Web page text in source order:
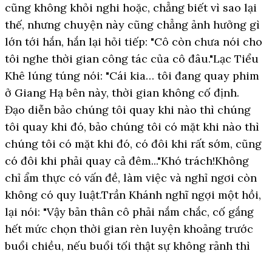
cũng không khỏi nghi hoặc, chẳng biết vì sao lại
thế, nhưng chuyện này cũng chẳng ảnh hưởng gì
lớn tới hắn, hắn lại hỏi tiếp: "Cô còn chưa nói cho
tôi nghe thời gian công tác của cô đâu."Lạc Tiểu
Khê lúng túng nói: "Cái kia… tôi đang quay phim
ở Giang Hạ bên này, thời gian không cố định.
Đạo diễn bảo chúng tôi quay khi nào thì chúng
tôi quay khi đó, bảo chúng tôi có mặt khi nào thì
chúng tôi có mặt khi đó, có đôi khi rất sớm, cũng
có đôi khi phải quay cả đêm..."Khó trách!Không
chỉ ẩm thực có vấn đề, làm việc và nghỉ ngơi còn
không có quy luật.Trần Khánh nghĩ ngợi một hồi,
lại nói: "Vậy bản thân cô phải nắm chắc, cố gắng
hết mức chọn thời gian rèn luyện khoảng trước
buổi chiều, nếu buổi tối thật sự không rảnh thì